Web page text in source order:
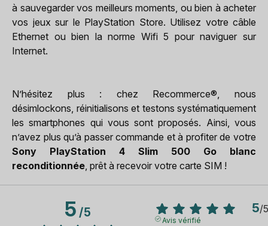
à sauvegarder vos meilleurs moments, ou bien à acheter
vos jeux sur le PlayStation Store. Utilisez votre câble
Ethernet ou bien la norme Wifi 5 pour naviguer sur
Internet.
N’hésitez plus : chez Recommerce®, nous
désimlockons, réinitialisons et testons systématiquement
les smartphones qui vous sont proposés. Ainsi, vous
n’avez plus qu’à passer commande et à profiter de votre
Sony PlayStation 4 Slim 500 Go blanc
reconditionnée , prêt à recevoir votre carte SIM !
5/5 5/5
Avis vérifié